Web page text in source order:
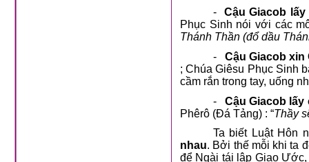
-
Cậu Giacob
Phục Sinh nói với các
Thánh Thần (đổ dầu
-
Cậu Giacob
; Chúa Giêsu Phục Sinh
cầm rắn trong tay, uống
-
Cậu Giacob lấy
Phêrô (Đá Tảng) : “Thầy
Ta biết Luật Hôn
nhau. Bởi thế mỗi khi ta
để Ngài tái lập Giao